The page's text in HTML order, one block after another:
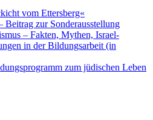
vom Ettersberg«
Beitrag zur Sonderausstellung
– Fakten, Mythen, Israel-
in der Bildungsarbeit (in
zum jüdischen Leben